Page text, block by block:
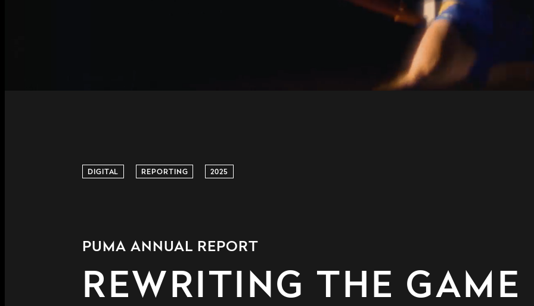
DIGITAL REPORTING 2025
PUMA ANNUAL REPORT
REWRITING THE GAME